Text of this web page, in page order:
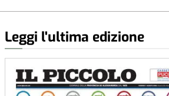
Leggi l'ultima edizione